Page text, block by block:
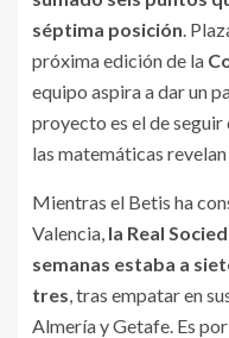
séptima posición.
próxima edición de la
equipo aspira a dar un
proyecto es el de seguir
las matemáticas
Mientras el Betis ha
Valencia, la Real
semanas estaba a
tres, tras empatar en
Almería y Getafe. Es